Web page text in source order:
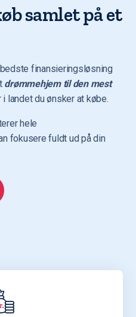
samlet på et
finansieringsløsning
drømmehjem til den mest
i landet du ønsker at købe.
hele
fokusere fuldt ud på din